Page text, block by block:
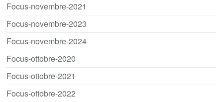
Focus-novembre-2021
Focus-novembre-2023
Focus-novembre-2024
Focus-ottobre-2020
Focus-ottobre-2021
Focus-ottobre-2022